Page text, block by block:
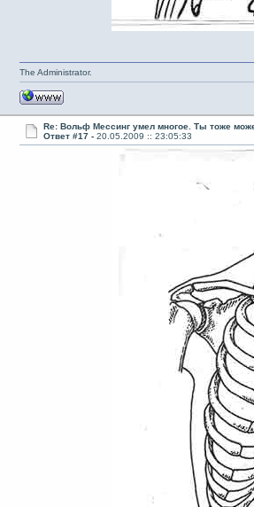
The Administrator.
Re: Вольф Мессинг умел многое. Ты тоже
Ответ #17 -20.05.2009 :: 23:05:33